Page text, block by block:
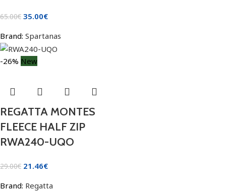
65.00€ 35.00€
Brand: Spartanas
-26% New
REGATTA MONTES
FLEECE HALF ZIP
RWA240-UQO
29.00€ 21.46€
Brand: Regatta